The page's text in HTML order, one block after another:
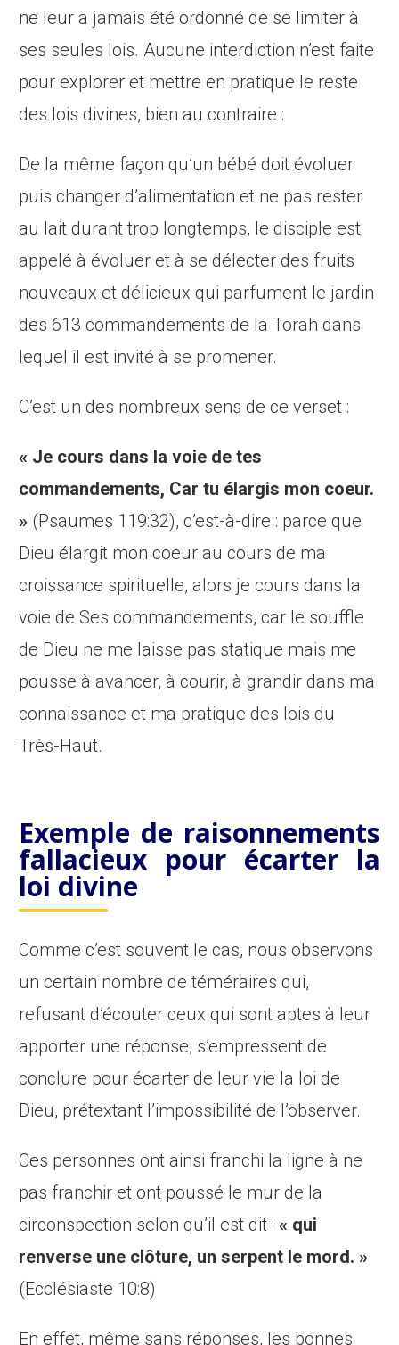
ne leur a jamais été ordonné de se limiter à
ses seules lois. Aucune interdiction n’est faite
pour explorer et mettre en pratique le reste
des lois divines, bien au contraire :
De la même façon qu’un bébé doit évoluer
puis changer d’alimentation et ne pas rester
au lait durant trop longtemps, le disciple est
appelé à évoluer et à se délecter des fruits
nouveaux et délicieux qui parfument le jardin
des 613 commandements de la Torah dans
lequel il est invité à se promener.
C’est un des nombreux sens de ce verset :
« Je cours dans la voie de tes
commandements, Car tu élargis mon coeur.
» (Psaumes 119:32), c’est-à-dire : parce que
Dieu élargit mon coeur au cours de ma
croissance spirituelle, alors je cours dans la
voie de Ses commandements, car le souffle
de Dieu ne me laisse pas statique mais me
pousse à avancer, à courir, à grandir dans ma
connaissance et ma pratique des lois du
Très-Haut.
Exemple de raisonnements
fallacieux pour écarter la
loi divine
Comme c’est souvent le cas, nous observons
un certain nombre de téméraires qui,
refusant d’écouter ceux qui sont aptes à leur
apporter une réponse, s’empressent de
conclure pour écarter de leur vie la loi de
Dieu, prétextant l’impossibilité de l’observer.
Ces personnes ont ainsi franchi la ligne à ne
pas franchir et ont poussé le mur de la
circonspection selon qu’il est dit : « qui
renverse une clôture, un serpent le mord. »
(Ecclésiaste 10:8)
En effet, même sans réponses, les bonnes